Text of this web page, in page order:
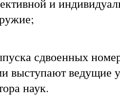
и
сдвоенных
выступают ведущие
наук.